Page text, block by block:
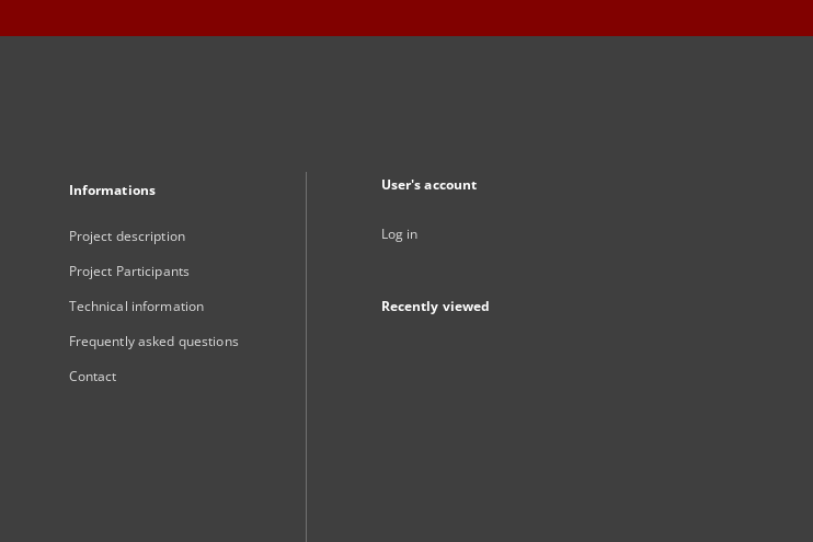
Informations
Project description
Project Participants
Technical information
Frequently asked questions
Contact
User's account
Log in
Recently viewed